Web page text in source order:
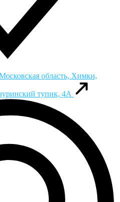
область, Химки,
тупик, 4А